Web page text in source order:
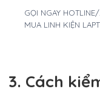
GỌI NGAY
MUA LINH KIỆN
3. Cách